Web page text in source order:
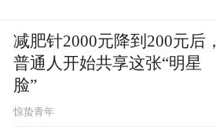
减肥针2000元降到200元后，
普通人开始共享这张“明星
脸”
惊蛰青年